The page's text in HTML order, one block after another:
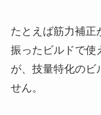
たとえば筋力補正
振ったビルドで使
が、技量特化のビ
せん。